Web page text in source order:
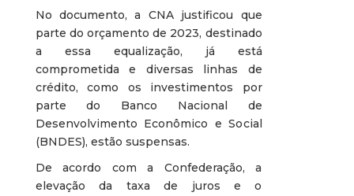
No documento, a CNA justificou que
parte do orçamento de 2023, destinado
a essa equalização, já está
comprometida e diversas linhas de
crédito, como os investimentos por
parte do Banco Nacional de
Desenvolvimento Econômico e Social
(BNDES), estão suspensas.
De acordo com a Confederação, a
elevação da taxa de juros e o